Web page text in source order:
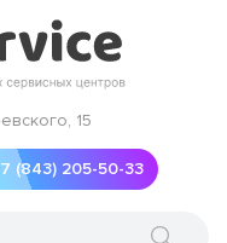
15
(843) 205-50-33